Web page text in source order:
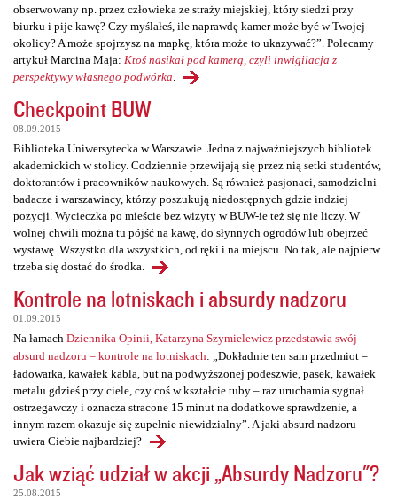
obserwowany np. przez człowieka ze straży miejskiej, który siedzi przy
biurku i pije kawę? Czy myślałeś, ile naprawdę kamer może być w Twojej
okolicy? A może spojrzysz na mapkę, która może to ukazywać?”. Polecamy
artykuł Marcina Maja: Ktoś nasikał pod kamerą, czyli inwigilacja z
perspektywy własnego podwórka
Checkpoint BUW
08.09.2015
Biblioteka Uniwersytecka w Warszawie. Jedna z najważniejszych bibliotek
akademickich w stolicy. Codziennie przewijają się przez nią setki studentów,
doktorantów i pracowników naukowych. Są również pasjonaci, samodzielni
badacze i warszawiacy, którzy poszukują niedostępnych gdzie indziej
pozycji. Wycieczka po mieście bez wizyty w BUW-ie też się nie liczy. W
wolnej chwili można tu pójść na kawę, do słynnych ogrodów lub obejrzeć
wystawę. Wszystko dla wszystkich, od ręki i na miejscu. No tak, ale najpierw
trzeba się dostać do środka.
Kontrole na lotniskach i absurdy nadzoru
01.09.2015
Na łamach Dziennika Opinii, Katarzyna Szymielewicz przedstawia swój
absurd nadzoru – kontrole na lotniskach: „Dokładnie ten sam przedmiot –
ładowarka, kawałek kabla, but na podwyższonej podeszwie, pasek, kawałek
metalu gdzieś przy ciele, czy coś w kształcie tuby – raz uruchamia sygnał
ostrzegawczy i oznacza stracone 15 minut na dodatkowe sprawdzenie, a
innym razem okazuje się zupełnie niewidzialny”. A jaki absurd nadzoru
uwiera Ciebie najbardziej?
Jak wziąć udział w akcji „Absurdy Nadzoru"?
25.08.2015